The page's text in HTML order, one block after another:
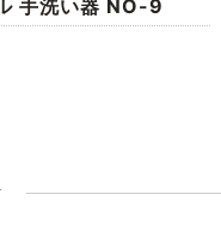
手洗い器 NO-9